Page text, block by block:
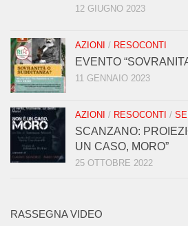
12 GIUGNO 2023
AZIONI / RESOCONTI
EVENTO
11 GENNAIO 2023
AZIONI / RESOCONTI /
SCANZANO:
UN CASO, MORO”
25 OTTOBRE 2022
RASSEGNA VIDEO